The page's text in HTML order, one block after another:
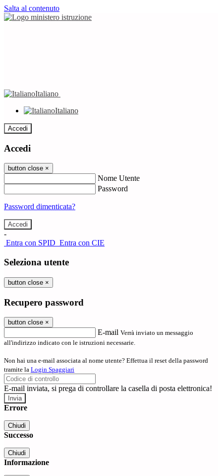
Salta al contenuto
Italiano
Italiano
Accedi
Accedi
button close ×
Nome Utente
Password
Password dimenticata?
-
Entra con SPID Entra con CIE
Seleziona utente
button close ×
Recupero password
button close ×
E-mail Verrà inviato un messaggio
all'indirizzo indicato con le istruzioni necessarie.
Non hai una e-mail associata al nome utente? Effettua il reset della password
tramite la Login Spaggiari
E-mail inviata, si prega di controllare la casella di posta elettronica!
Errore
Chiudi
Successo
Chiudi
Informazione